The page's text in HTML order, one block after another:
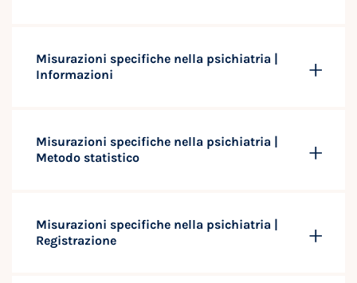
Misurazioni specifiche nella psichiatria |
Informazioni
Misurazioni specifiche nella psichiatria |
Metodo statistico
Misurazioni specifiche nella psichiatria |
Registrazione